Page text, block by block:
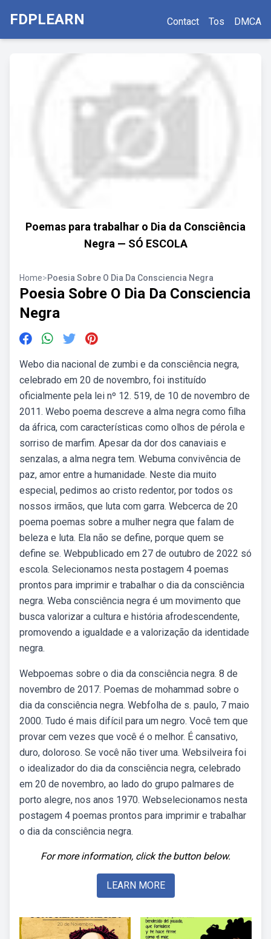
FDPLEARN Contact Tos DMCA
Poemas para trabalhar o Dia da Consciência
Negra — SÓ ESCOLA
Home>Poesia Sobre O Dia Da Consciencia Negra
Poesia Sobre O Dia Da Consciencia
Negra
Webo dia nacional de zumbi e da consciência negra,
celebrado em 20 de novembro, foi instituído
oficialmente pela lei nº 12. 519, de 10 de novembro de
2011. Webo poema descreve a alma negra como filha
da áfrica, com características como olhos de pérola e
sorriso de marfim. Apesar da dor dos canaviais e
senzalas, a alma negra tem. Webuma convivência de
paz, amor entre a humanidade. Neste dia muito
especial, pedimos ao cristo redentor, por todos os
nossos irmãos, que luta com garra. Webcerca de 20
poema poemas sobre a mulher negra que falam de
beleza e luta. Ela não se define, porque quem se
define se. Webpublicado em 27 de outubro de 2022 só
escola. Selecionamos nesta postagem 4 poemas
prontos para imprimir e trabalhar o dia da consciência
negra. Weba consciência negra é um movimento que
busca valorizar a cultura e história afrodescendente,
promovendo a igualdade e a valorização da identidade
negra.
Webpoemas sobre o dia da consciência negra. 8 de
novembro de 2017. Poemas de mohammad sobre o
dia da consciência negra. Webfolha de s. paulo, 7 maio
2000. Tudo é mais difícil para um negro. Você tem que
provar cem vezes que você é o melhor. É cansativo,
duro, doloroso. Se você não tiver uma. Websilveira foi
o idealizador do dia da consciência negra, celebrado
em 20 de novembro, ao lado do grupo palmares de
porto alegre, nos anos 1970. Webselecionamos nesta
postagem 4 poemas prontos para imprimir e trabalhar
o dia da consciência negra.
For more information, click the button below.
LEARN MORE